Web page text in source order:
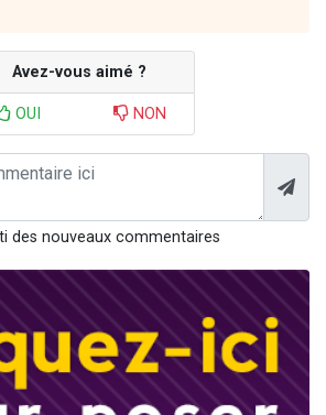
Avez-vous aimé ?
OUI NON
des nouveaux commentaires